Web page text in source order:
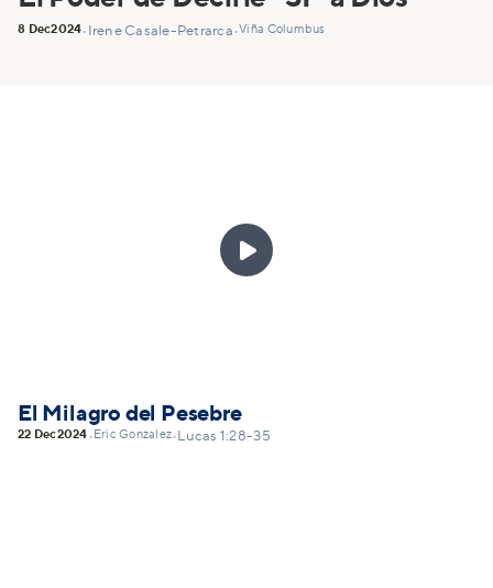
8 Dec2024• Irene Casale-Petrarca•Viña Columbus

El Milagro del Pesebre
22 Dec2024• Eric Gonzalez• Lucas 1:28-35